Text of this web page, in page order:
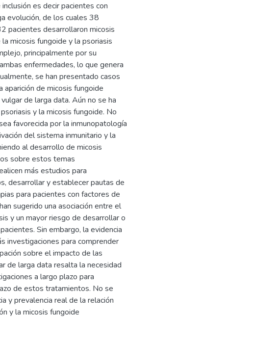
es decir pacientes con
evolución, de los cuales 38
pacientes desarrollaron micosis
micosis fungoide y la psoriasis
principalmente por su
enfermedades, lo que genera
se han presentado casos
de micosis fungoide
de larga data. Aún no se ha
y la micosis fungoide. No
favorecida por la inmunopatología
del sistema inmunitario y la
al desarrollo de micosis
sobre estos temas
más estudios para
desarrollar y establecer pautas de
para pacientes con factores de
sugerido una asociación entre el
y un mayor riesgo de desarrollar o
Sin embargo, la evidencia
investigaciones para comprender
sobre el impacto de las
de larga data resalta la necesidad
a largo plazo para
de estos tratamientos. No se
y prevalencia real de la relación
y la micosis fungoide